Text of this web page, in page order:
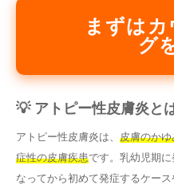
まずは
グ
💡 アトピー性皮膚炎と
アトピー性皮膚炎は、 皮膚のか
症性の皮膚疾患です。乳幼児期
なってから初めて発症するケー